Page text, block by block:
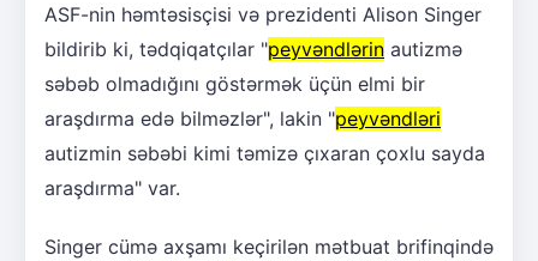
ASF-nin həmtəsisçisi və prezidenti Alison Singer
bildirib ki, tədqiqatçılar "peyvəndlərin autizmə
səbəb olmadığını göstərmək üçün elmi bir
araşdırma edə bilməzlər", lakin "peyvəndləri
autizmin səbəbi kimi təmizə çıxaran çoxlu sayda
araşdırma" var.
Singer cümə axşamı keçirilən mətbuat brifinqində